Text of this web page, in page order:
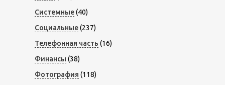
Системные(40)
Социальные(237)
Телефонная часть (16)
Финансы (38)
Фотография (118)